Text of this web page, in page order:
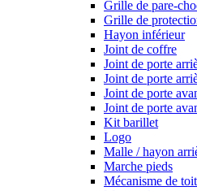
Grille de pare-
Grille de
Hayon inférieur
Joint de coffre
Joint de porte
Joint de porte
Joint de porte
Joint de porte
Kit barillet
Logo
Malle / hayon
Marche pieds
Mécanisme de